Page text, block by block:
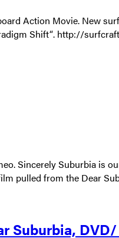
Action Movie. New
Shift“. http://
Sincerely Suburbia is
pulled from the Dear
Suburbia,